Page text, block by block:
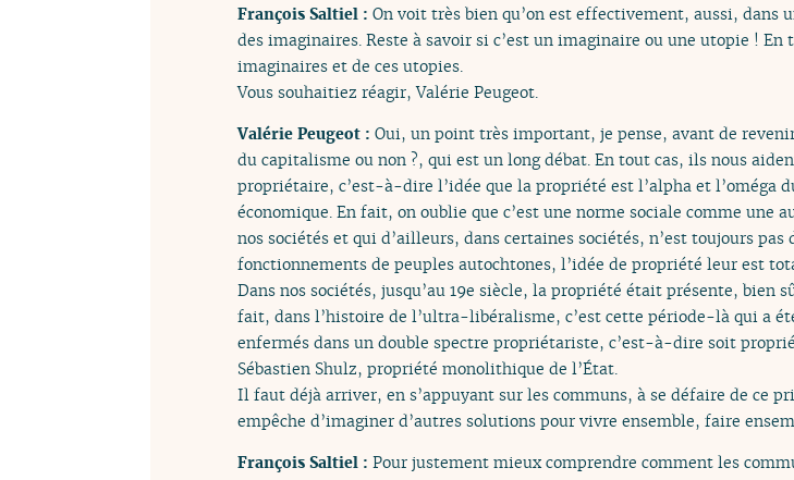
François Saltiel : On voit très bien qu’on est effectivement, aussi, dans
des imaginaires. Reste à savoir si c’est un imaginaire ou une utopie !
imaginaires et de ces utopies.
Vous souhaitiez réagir, Valérie Peugeot.
Valérie Peugeot : Oui, un point très important, je pense, avant de
du capitalisme ou non ?, qui est un long débat. En tout cas, ils nous
propriétaire, c’est-à-dire l’idée que la propriété est l’alpha et l’oméga
économique. En fait, on oublie que c’est une norme sociale comme une
nos sociétés et qui d’ailleurs, dans certaines sociétés, n’est toujours
fonctionnements de peuples autochtones, l’idée de propriété leur est
Dans nos sociétés, jusqu’au 19e siècle, la propriété était présente, bien
fait, dans l’histoire de l’ultra-libéralisme, c’est cette période-là qui a
enfermés dans un double spectre propriétariste, c’est-à-dire soit
Sébastien Shulz, propriété monolithique de l’État.
Il faut déjà arriver, en s’appuyant sur les communs, à se défaire de ce
empêche d’imaginer d’autres solutions pour vivre ensemble, faire
François Saltiel : Pour justement mieux comprendre comment les